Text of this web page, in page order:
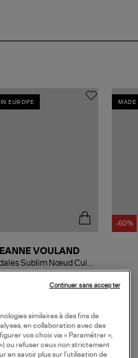
EUROPE
VOULAND
Sublim Nœud Cuir
Suédé Noir
MADE
-60%
similaires à des fins de
en collaboration avec des
vos choix via « Paramétrer »,
ou refuser ceux non strictement
en savoir plus sur l’utilisation de
Continuer sans accepter